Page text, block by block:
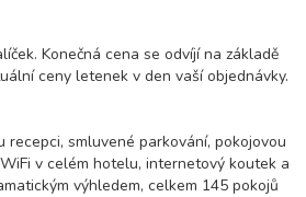
Konečná cena se odvíjí na základě
ceny letenek v den vaší objednávky.
recepci, smluvené parkování, pokojovou
v celém hotelu, internetový koutek a
výhledem, celkem 145 pokojů